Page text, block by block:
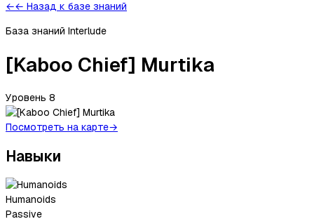
←← Назад к базе знаний
База знаний Interlude
[Kaboo Chief] Murtika
Уровень 8
Посмотреть на карте→
Навыки
Humanoids
Passive